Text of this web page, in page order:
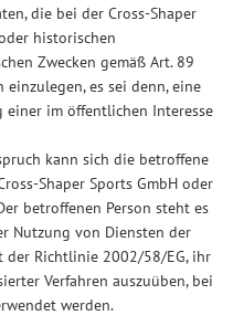
die bei der Cross-Shaper
historischen
Zwecken gemäß Art. 89
einzulegen, es sei denn, eine
im öffentlichen Interesse
kann sich die betroffene
Shaper Sports GmbH oder
betroffenen Person steht es
Nutzung von Diensten der
der Richtlinie 2002/58/EG, ihr
Verfahren auszuüben, bei
werden.